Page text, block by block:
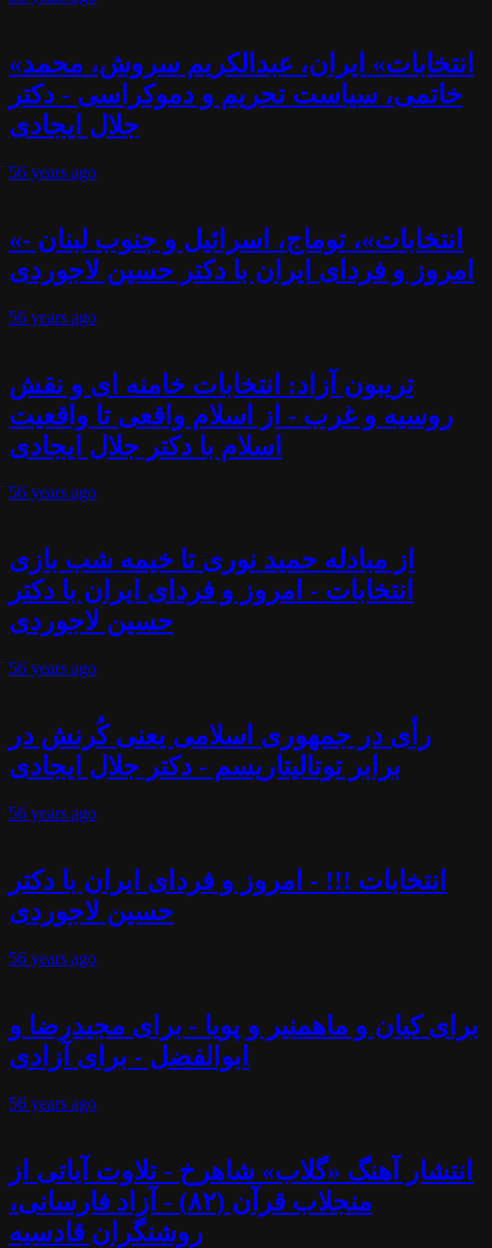
«انتخابات» ایران، عبدالکریم سروش، محمد
خاتمی، سیاست تحریم و دموکراسی - دکتر
جلال ایجادی
56 years ago
«انتخابات»، توماج، اسرائیل و جنوب لبنان -
امروز و فردای ایران با دکتر حسین لاجوردی
56 years ago
تریبون آزاد: انتخابات خامنه ای و نقش
روسیه و غرب - از اسلام واقعی تا واقعیت
اسلام با دکتر جلال ایجادی
56 years ago
از مبادله حمید نوری تا خیمه شب بازی
انتخابات - امروز و فردای ایران با دکتر
حسین لاجوردی
56 years ago
رأی در جمهوری اسلامی یعنی کُرنش در
برابر توتالیتاریسم - دکتر جلال ایجادی
56 years ago
انتخابات !!! - امروز و فردای ایران با دکتر
حسین لاجوردی
56 years ago
برای کیان و ماهمنیر و پویا - برای مجیدرضا و
ابوالفضل - برای آزادی
56 years ago
انتشار آهنگ «گلاب» شاهرخ - تلاوت آیاتی از
منجلاب قرآن (۸۲) - آزاد فارسانی،
روشنگران قادسیه